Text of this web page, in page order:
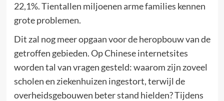
22,1%. Tientallen miljoenen arme families kennen
grote problemen.
Dit zal nog meer opgaan voor de heropbouw van de
getroffen gebieden. Op Chinese internetsites
worden tal van vragen gesteld: waarom zijn zoveel
scholen en ziekenhuizen ingestort, terwijl de
overheidsgebouwen beter stand hielden? Tijdens